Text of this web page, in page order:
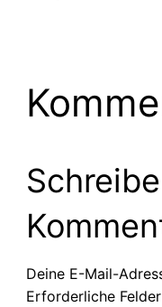
Deine E-Mail-
Erforderliche